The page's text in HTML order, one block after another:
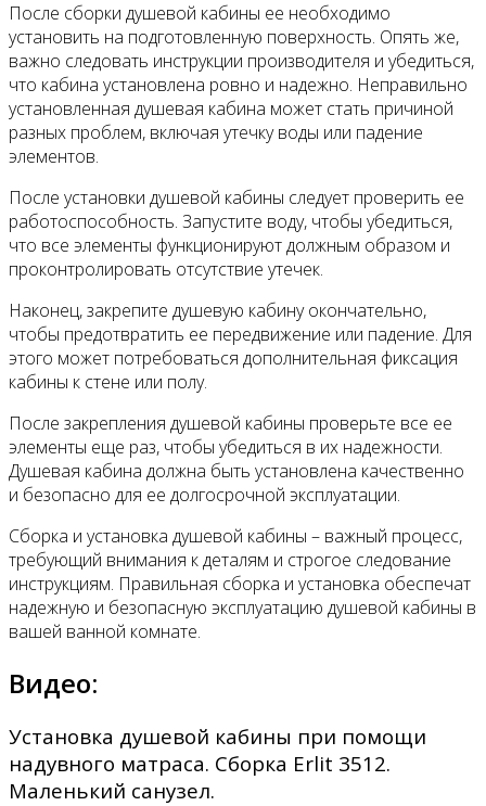
После сборки душевой кабины ее необходимо
установить на подготовленную поверхность. Опять же,
важно следовать инструкции производителя и убедиться,
что кабина установлена ровно и надежно. Неправильно
установленная душевая кабина может стать причиной
разных проблем, включая утечку воды или падение
элементов.
После установки душевой кабины следует проверить ее
работоспособность. Запустите воду, чтобы убедиться,
что все элементы функционируют должным образом и
проконтролировать отсутствие утечек.
Наконец, закрепите душевую кабину окончательно,
чтобы предотвратить ее передвижение или падение. Для
этого может потребоваться дополнительная фиксация
кабины к стене или полу.
После закрепления душевой кабины проверьте все ее
элементы еще раз, чтобы убедиться в их надежности.
Душевая кабина должна быть установлена качественно
и безопасно для ее долгосрочной эксплуатации.
Сборка и установка душевой кабины – важный процесс,
требующий внимания к деталям и строгое следование
инструкциям. Правильная сборка и установка обеспечат
надежную и безопасную эксплуатацию душевой кабины в
вашей ванной комнате.
Видео:
Установка душевой кабины при помощи
надувного матраса. Сборка Erlit 3512.
Маленький санузел.